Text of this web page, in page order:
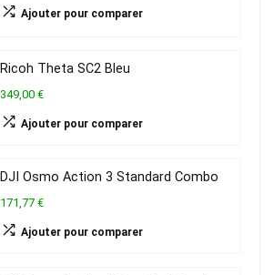
Ajouter pour comparer
Ricoh Theta SC2 Bleu
349,00 €
Ajouter pour comparer
DJI Osmo Action 3 Standard Combo
171,77 €
Ajouter pour comparer